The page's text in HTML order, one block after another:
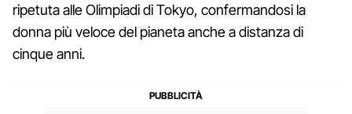
ripetuta alle Olimpiadi di Tokyo, confermandosi la
donna più veloce del pianeta anche a distanza di
cinque anni.